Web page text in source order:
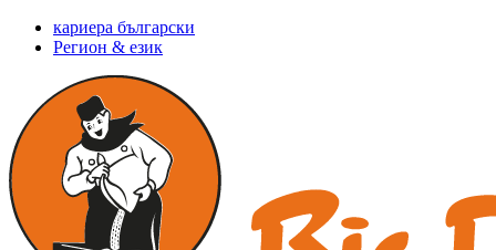
кариера български
Регион & език